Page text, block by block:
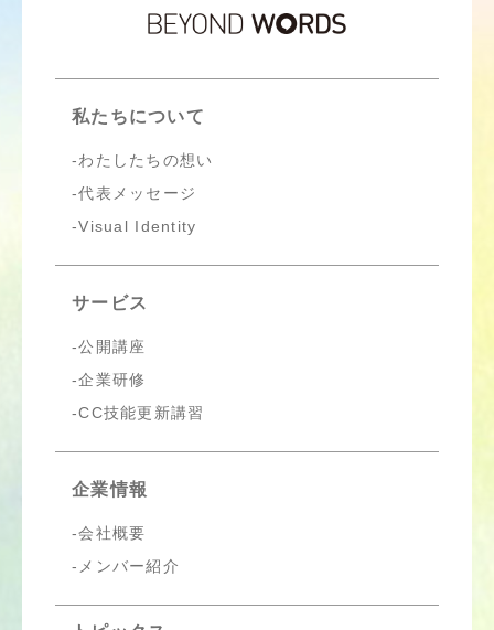
私たちについて
わたしたちの想い
代表メッセージ
Visual Identity
サービス
公開講座
企業研修
CC技能更新講習
企業情報
会社概要
メンバー紹介